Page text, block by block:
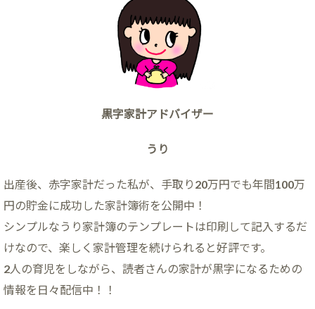
黒字家計アドバイザー
うり
出産後、赤字家計だった私が、手取り20万円でも年間100万
円の貯金に成功した家計簿術を公開中！
シンプルなうり家計簿のテンプレートは印刷して記入するだ
けなので、楽しく家計管理を続けられると好評です。
2人の育児をしながら、読者さんの家計が黒字になるための
情報を日々配信中！！